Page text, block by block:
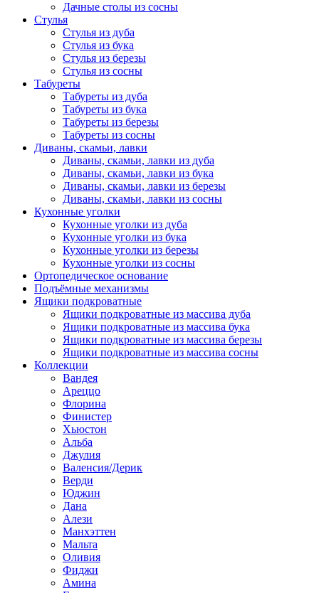
Дачные столы из сосны
Стулья
Стулья из дуба
Стулья из бука
Стулья из березы
Стулья из сосны
Табуреты
Табуреты из дуба
Табуреты из бука
Табуреты из березы
Табуреты из сосны
Диваны, скамьи, лавки
Диваны, скамьи, лавки из дуба
Диваны, скамьи, лавки из бука
Диваны, скамьи, лавки из березы
Диваны, скамьи, лавки из сосны
Кухонные уголки
Кухонные уголки из дуба
Кухонные уголки из бука
Кухонные уголки из березы
Кухонные уголки из сосны
Ортопедическое основание
Подъёмные механизмы
Ящики подкроватные
Ящики подкроватные из массива дуба
Ящики подкроватные из массива бука
Ящики подкроватные из массива березы
Ящики подкроватные из массива сосны
Коллекции
Вандея
Ареццо
Флорина
Финистер
Хьюстон
Альба
Джулия
Валенсия/Дерик
Верди
Юджин
Дана
Алези
Манхэттен
Мальта
Оливия
Фиджи
Амина